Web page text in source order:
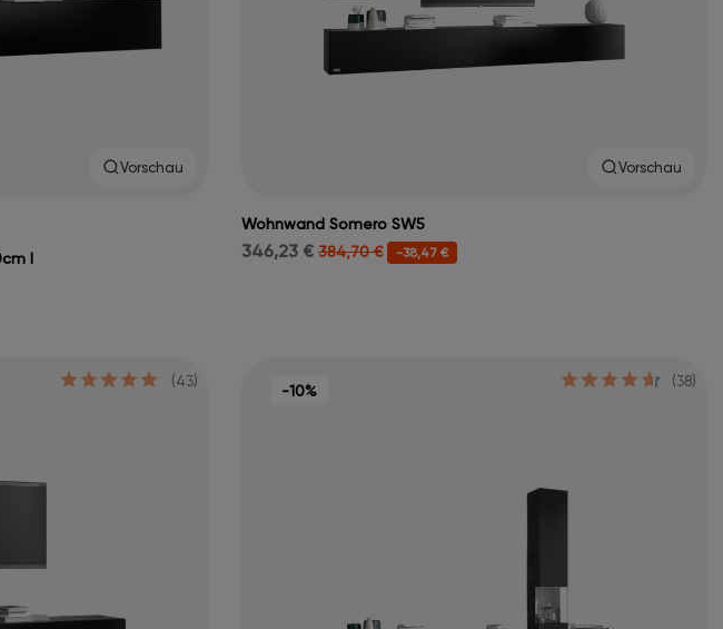
Vorschau
I
Vorschau
Wohnwand Somero SW5
346,23 € 384,70 € -38,47 €
(43) -10% (38)